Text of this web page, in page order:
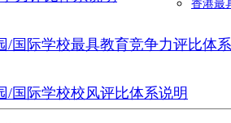
香港最
/国际学校最具教育竞争力评比体
/国际学校校风评比体系说明